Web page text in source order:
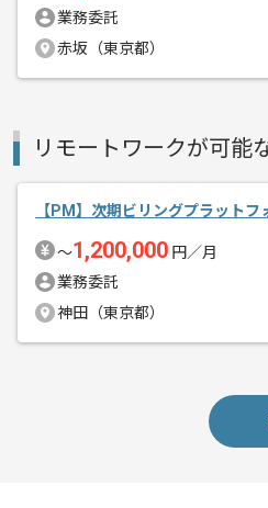
その他募集要項
エージェントからのコ
メント
レバテ
PMの経
スキル
業務委託
赤坂（東京都）
リモートワークが可能
【PM】次期ビリングプラット
〜1,200,000 円／月
業務委託
神田（東京都）